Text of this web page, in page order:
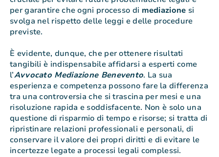
per garantire che ogni processo di mediazione si
svolga nel rispetto delle leggi e delle procedure
previste.
È evidente, dunque, che per ottenere risultati
tangibili è indispensabile affidarsi a esperti come
l’Avvocato Mediazione Benevento. La sua
esperienza e competenza possono fare la differenza
tra una controversia che si trascina per mesi e una
risoluzione rapida e soddisfacente. Non è solo una
questione di risparmio di tempo e risorse; si tratta di
ripristinare relazioni professionali e personali, di
conservare il valore dei propri diritti e di evitare le
incertezze legate a processi legali complessi.